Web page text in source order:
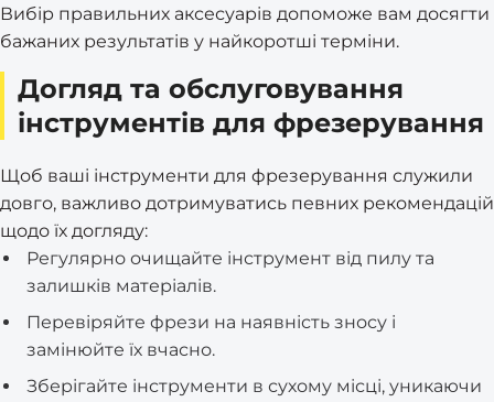
Вибір правильних аксесуарів допоможе вам досягти
бажаних результатів у найкоротші терміни.
Догляд та обслуговування
інструментів для фрезерування
Щоб ваші інструменти для фрезерування служили
довго, важливо дотримуватись певних рекомендацій
щодо їх догляду:
Регулярно очищайте інструмент від пилу та
залишків матеріалів.
Перевіряйте фрези на наявність зносу і
замінюйте їх вчасно.
Зберігайте інструменти в сухому місці, уникаючи